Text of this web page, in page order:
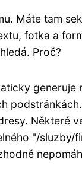
Máte tam
fotka a
Proč?
generuje
Některé
"/